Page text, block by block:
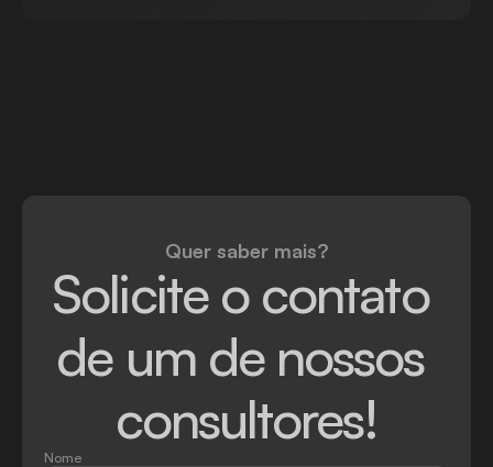
Quer saber mais?
Solicite o contato
de um de nossos
consultores!
Nome